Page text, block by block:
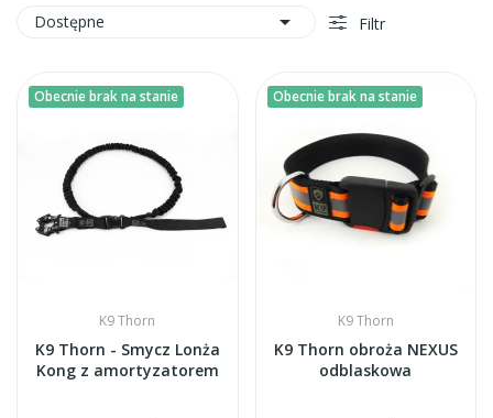
Dostępne  Filtr
Obecnie brak na stanie
K9 Thorn
K9 Thorn - Smycz Lonża
Kong z amortyzatorem
Obecnie brak na stanie
K9 Thorn
K9 Thorn obroża NEXUS
odblaskowa